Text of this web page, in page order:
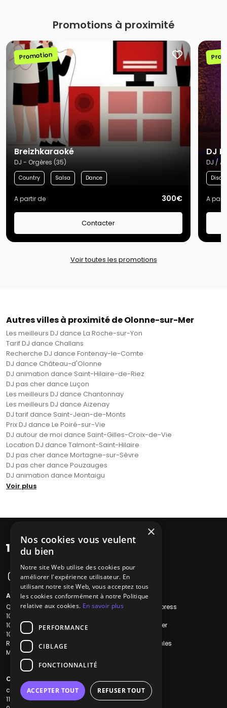
Promotions à proximité
Promotion
Breizhkaraoké
DJ - Orgères (35)
Country Salsa Dance
A partir de 300€
Contacter
DJ
DJ /
Disco
A
Voir toutes les promotions
Autres villes à proximité de Olonne-sur-Mer
Les meilleurs DJ dance La Roche-sur-Yon
Tarif DJ dance Challans
Recherche DJ dance Fontenay-le-Comte
DJ dance Château-d'Olonne
DJ animation dance Saint-Hilaire-de-Riez
DJ pas cher dance Luçon
Les meilleurs DJ dance Chantonnay
Les meilleurs DJ dance Aizenay
DJ tarif dance Saint-Jean-de-Monts
Prix DJ dance Le Poiré-sur-Vie
DJ autour de moi dance Saint-Gilles-Croix-de-Vie
Location DJ dance Talmont-Saint-Hilaire
DJ pas cher dance Mortagne-sur-Sèvre
DJ pas cher dance Pouzauges
DJ animation dance Montaigu
Voir plus
A propos
Qui sommes-nous ?
1001Salles
1001Salles PRO
1001Traiteurs
Reserverunbar
MP2
Liens utiles
Recherche Express
Nous contacter
Mentions légales
Contacts
contact@1001dj.com
11 Rue Maurice Grandcoing
×
Nos cookies vous veulent
du bien
Notre site Web utilise des cookies pour
améliorer l'expérience utilisateur. En
utilisant notre site Web, vous acceptez tous
les cookies conformément à notre Politique
relative aux cookies. En savoir plus
PERFORMANCE
CIBLAGE
FONCTIONNALITÉ
ACCEPTER TOUT REFUSER TOUT